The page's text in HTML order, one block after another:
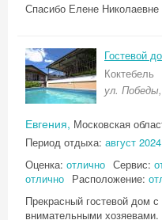
Спасибо Елене
Гостевой
Коктебель
ул.
Евгения, Московская
Период отдыха: август 2024
Оценка: отлично Сервис:
отлично Расположение:
Прекрасный гостевой дом
внимательными